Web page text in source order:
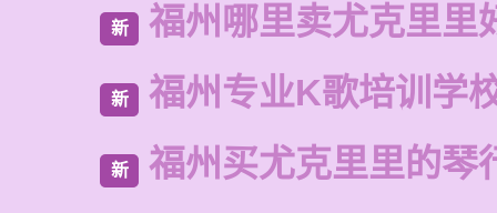
新 福州哪里卖尤克里里
新 福州专业K歌培训学
新 福州买尤克里里的琴